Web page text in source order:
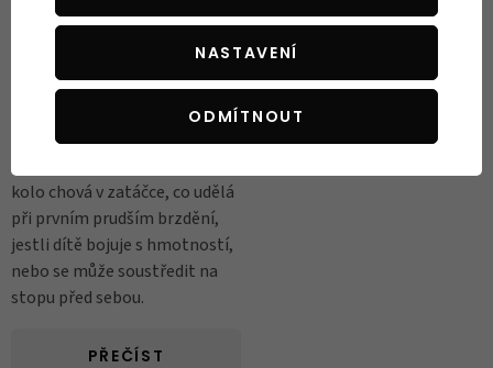
A jsou připravené na pořádnou
jízdu. Early Rider dlouhodobě
staví dětská kola s přístupem,
který známe spíš z dospělé
cyklistiky. Neřeší, co „stačí“,
ale co opravdu funguje. Jak se
kolo chová v zatáčce, co udělá
při prvním prudším brzdění,
jestli dítě bojuje s hmotností,
nebo se může soustředit na
stopu před sebou.
PŘEČÍST
NASTAVENÍ
ODMÍTNOUT